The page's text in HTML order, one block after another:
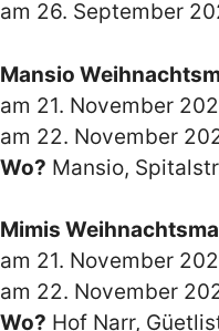
am 26. September
Mansio
am 21. November
am 22. November
Wo? Mansio,
Mimis
am 21. November
am 22. November
Wo? Hof Narr,